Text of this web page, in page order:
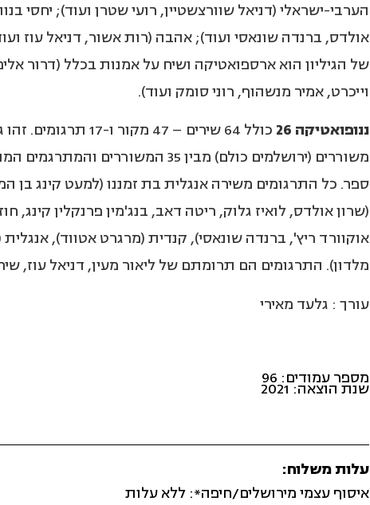
הערבי-ישראלי (דניאל שוורצשטיין, רועי שטרן ועוד); יחסי
אולדס, ברנדה שונאסי ועוד); אהבה (רות אשור, דניאל עוז
של הגיליון הוא ארספואטיקה ושיח על אמנות בכלל (דרור
וייכרט, אמיר מנשהוף, רוני סומק ועוד).
ננופואטיקה 26
משוררים (ירושלמים כולם) מבין 35
(שרון אולדס, לואיז גלוק, ריטה דאב, בנג'מין פרנקלין קינג,
אוקוורד ריץ', ברנדה שונאסי), קנדית (מרגרט אטווד), אנגלית
מלדון). התרגומים הם תרומתם של ליאור מעין, דניאל עוז,
עורך : גלעד מאירי
מספר עמודים: 96
שנת הוצאה: 2021
עלות משלוח:
איסוף עצמי מירושלים/חיפה*: ללא עלות